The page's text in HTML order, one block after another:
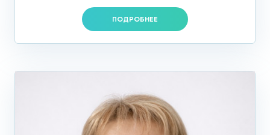
ПОДРОБНЕЕ